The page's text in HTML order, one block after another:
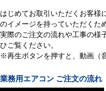
はじめてお取引いただくお客様
のイメージを持っていただくた
実際のご注文の流れや工事の様
ひご覧ください。
※再生ボタンを押すと、動画（
業務用エアコン ご注文の流れ